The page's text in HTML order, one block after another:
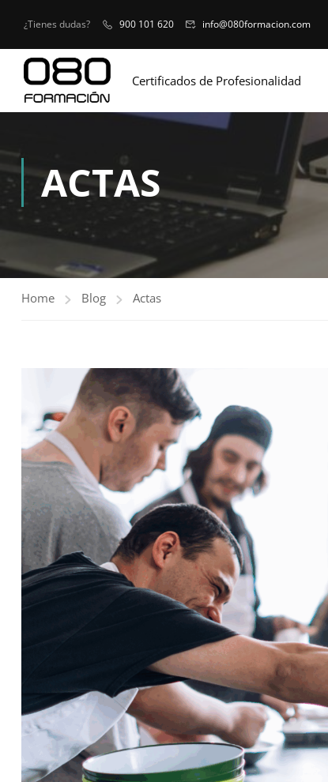
¿Tienes dudas? 900 101 620 info@080formacion.com
Certificados de Profesionalidad
ACTAS
Home Blog Actas